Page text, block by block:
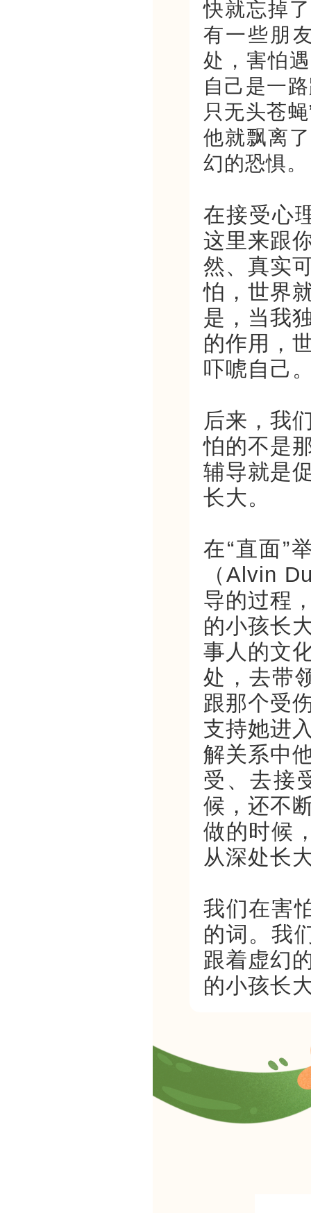
快就忘掉
有一些朋
处，害怕
自己是一
只无头苍
他就飘离
幻的恐惧。
在接受心
这里来跟
然、真实
怕，世界
是，当我
的作用，
吓唬自己
后来，我
怕的不是
辅导就是
长大。
在“直面”
（Alvin
导的过程
的小孩长
事人的文
处，去带
跟那个受
支持她进
解关系中
受、去接
候，还不
做的时候
从深处长
我们在害
的词。我
跟着虚幻
的小孩长